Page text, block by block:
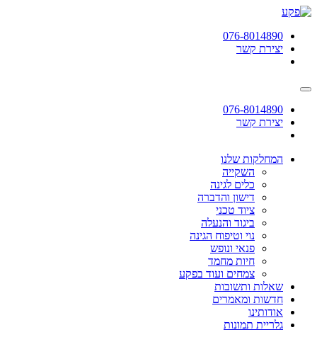
תחילתו
אינטרנט,
לחץ
כדי
לאזור
תוכן
מרכזי
076-8014890
יצירת קשר
076-8014890
יצירת קשר
המחלקות שלנו
השקייה
כלים לגינה
דישון והדברה
ציוד טכני
ביגוד והנעלה
נוי וטיפוח הגינה
פנאי ונופש
חיות מחמד
צמחים ועוד בפקע
שאלות ותשובות
חדשות ומאמרים
אודותינו
גלריית תמונות